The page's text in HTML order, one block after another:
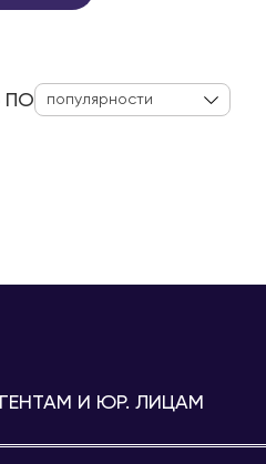
ПО популярности
И ЮР. ЛИЦАМ